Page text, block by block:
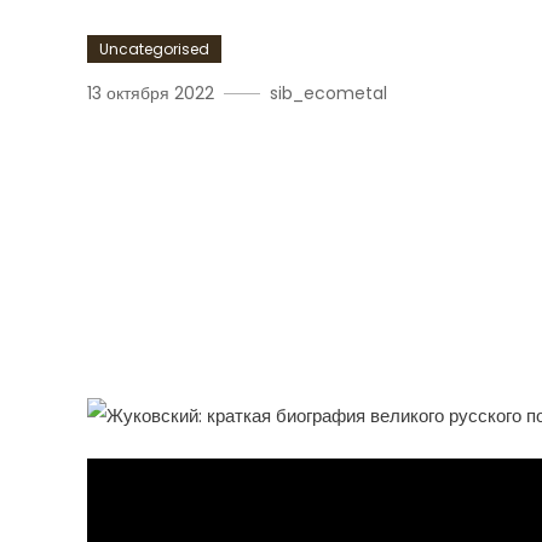
Uncategorised
13 октября 2022 sib_ecometal